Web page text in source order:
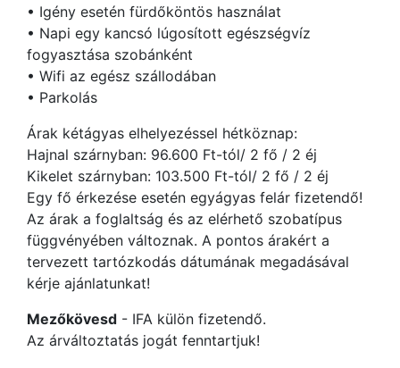
• Igény esetén fürdőköntös használat
• Napi egy kancsó lúgosított egészségvíz
fogyasztása szobánként
• Wifi az egész szállodában
• Parkolás
Árak kétágyas elhelyezéssel hétköznap:
Hajnal szárnyban: 96.600 Ft-tól/ 2 fő / 2 éj
Kikelet szárnyban: 103.500 Ft-tól/ 2 fő / 2 éj
Egy fő érkezése esetén egyágyas felár fizetendő!
Az árak a foglaltság és az elérhető szobatípus
függvényében változnak. A pontos árakért a
tervezett tartózkodás dátumának megadásával
kérje ajánlatunkat!
Mezőkövesd - IFA külön fizetendő.
Az árváltoztatás jogát fenntartjuk!